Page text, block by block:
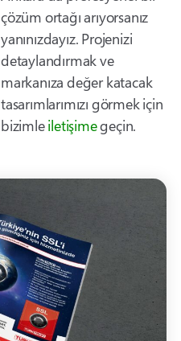
çözüm ortağı arıyorsanız
yanınızdayız. Projenizi
detaylandırmak ve
markanıza değer katacak
tasarımlarımızı görmek için
bizimleiletişimegeçin.